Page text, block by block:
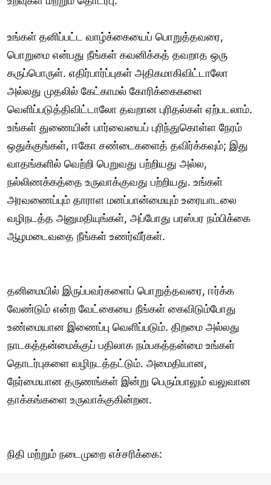
உங்கள் தனிப்பட்ட வாழ்க்கையைப் பொறுத்தவரை,
பொறுமை என்பது நீங்கள் கவனிக்கத் தவறாத ஒரு
கருப்பொருள். எதிர்பார்ப்புகள் அதிகமாகிவிட்டாலோ
அல்லது முதலில் கேட்காமல் கோரிக்கைகளை
வெளிப்படுத்திவிட்டாலோ தவறான புரிதல்கள் ஏற்படலாம்.
உங்கள் துணையின் பார்வையைப் புரிந்துகொள்ள நேரம்
ஒதுக்குங்கள், ஈகோ சண்டைகளைத் தவிர்க்கவும்; இது
வாதங்களில் வெற்றி பெறுவது பற்றியது அல்ல,
நல்லிணக்கத்தை உருவாக்குவது பற்றியது. உங்கள்
அரவணைப்பும் தாராள மனப்பான்மையும் உரையாடலை
வழிநடத்த அனுமதியுங்கள், அப்போது பரஸ்பர நம்பிக்கை
ஆழமடைவதை நீங்கள் உணர்வீர்கள்.
தனிமையில் இருப்பவர்களைப் பொறுத்தவரை, ஈர்க்க
வேண்டும் என்ற வேட்கையை நீங்கள் கைவிடும்போது
உண்மையான இணைப்பு வெளிப்படும். திறமை அல்லது
நாடகத்தன்மைக்குப் பதிலாக நம்பகத்தன்மை உங்கள்
தொடர்புகளை வழிநடத்தட்டும். அமைதியான,
நேர்மையான தருணங்கள் இன்று பெரும்பாலும் வலுவான
தாக்கங்களை உருவாக்குகின்றன.
நிதி மற்றும் நடைமுறை எச்சரிக்கை: